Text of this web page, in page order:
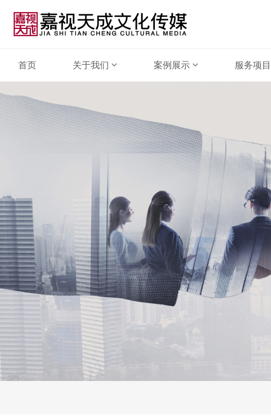
首页 关于我们 案例展示 服务项目